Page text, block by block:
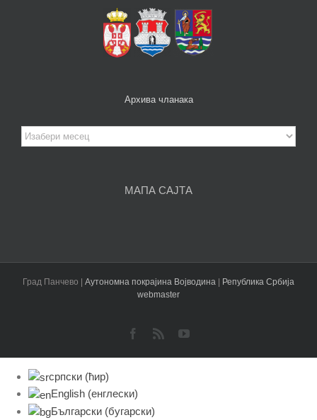
Архива чланака
Архива
чланака
МАПА САЈТА
Град Панчево | Аутономна покрајина Војводина | Република Србија
webmaster
Facebook
Rss YouTube
српски (ћир)
English (енглески)
Български (бугарски)